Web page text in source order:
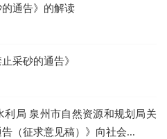
的通告》的解读
采砂的通告》
局 泉州市自然资源和规划局关
（征求意见稿）》向社会...